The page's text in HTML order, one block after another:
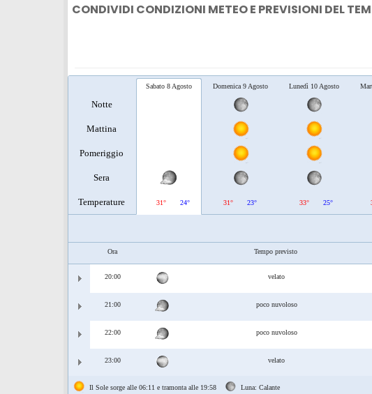
CONDIVIDI CONDIZIONI METEO E PREVISIONI DEL
Notte
Mattina
Pomeriggio
Sera
Temperature
Sabato 8 Agosto
31° 24°
Domenica 9 Agosto
31° 23°
Lunedì 10 Agosto
33° 25°
Ora Tempo previsto
20:00 velato
21:00 poco nuvoloso
22:00 poco nuvoloso
23:00 velato
Il Sole sorge alle 06:11 e tramonta alle 19:58 Luna: Calante